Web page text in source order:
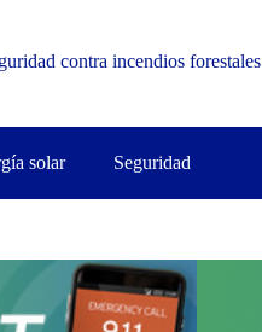
contra incendios forestales
solar Seguridad